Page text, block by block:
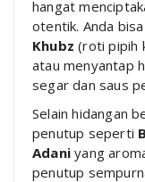
hangat
otentik. Anda
Khubz (roti pipih
atau menyantap
segar dan saus
Selain hidangan
penutup seperti
Adani yang
penutup